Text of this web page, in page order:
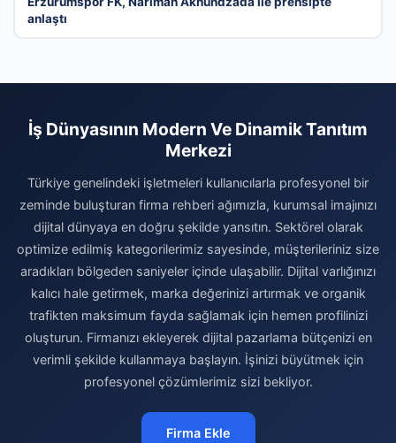
anlaştı
İş Dünyasının Modern Ve Dinamik Tanıtım
Merkezi
Türkiye genelindeki işletmeleri kullanıcılarla profesyonel bir
zeminde buluşturan firma rehberi ağımızla, kurumsal imajınızı
dijital dünyaya en doğru şekilde yansıtın. Sektörel olarak
optimize edilmiş kategorilerimiz sayesinde, müşterileriniz size
aradıkları bölgeden saniyeler içinde ulaşabilir. Dijital varlığınızı
kalıcı hale getirmek, marka değerinizi artırmak ve organik
trafikten maksimum fayda sağlamak için hemen profilinizi
oluşturun. Firmanızı ekleyerek dijital pazarlama bütçenizi en
verimli şekilde kullanmaya başlayın. İşinizi büyütmek için
profesyonel çözümlerimiz sizi bekliyor.
Firma Ekle